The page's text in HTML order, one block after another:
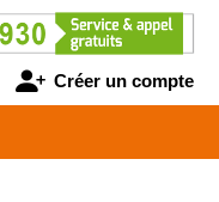
Créer un compte